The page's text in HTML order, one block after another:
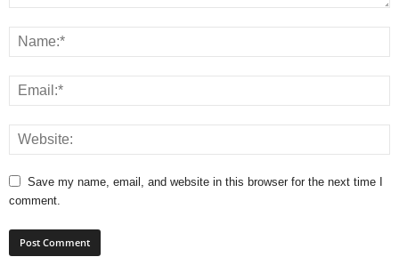
Save my name, email, and website in this browser for the next time I
comment.